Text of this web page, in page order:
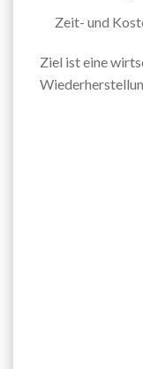
Zeit- und
Ziel ist eine